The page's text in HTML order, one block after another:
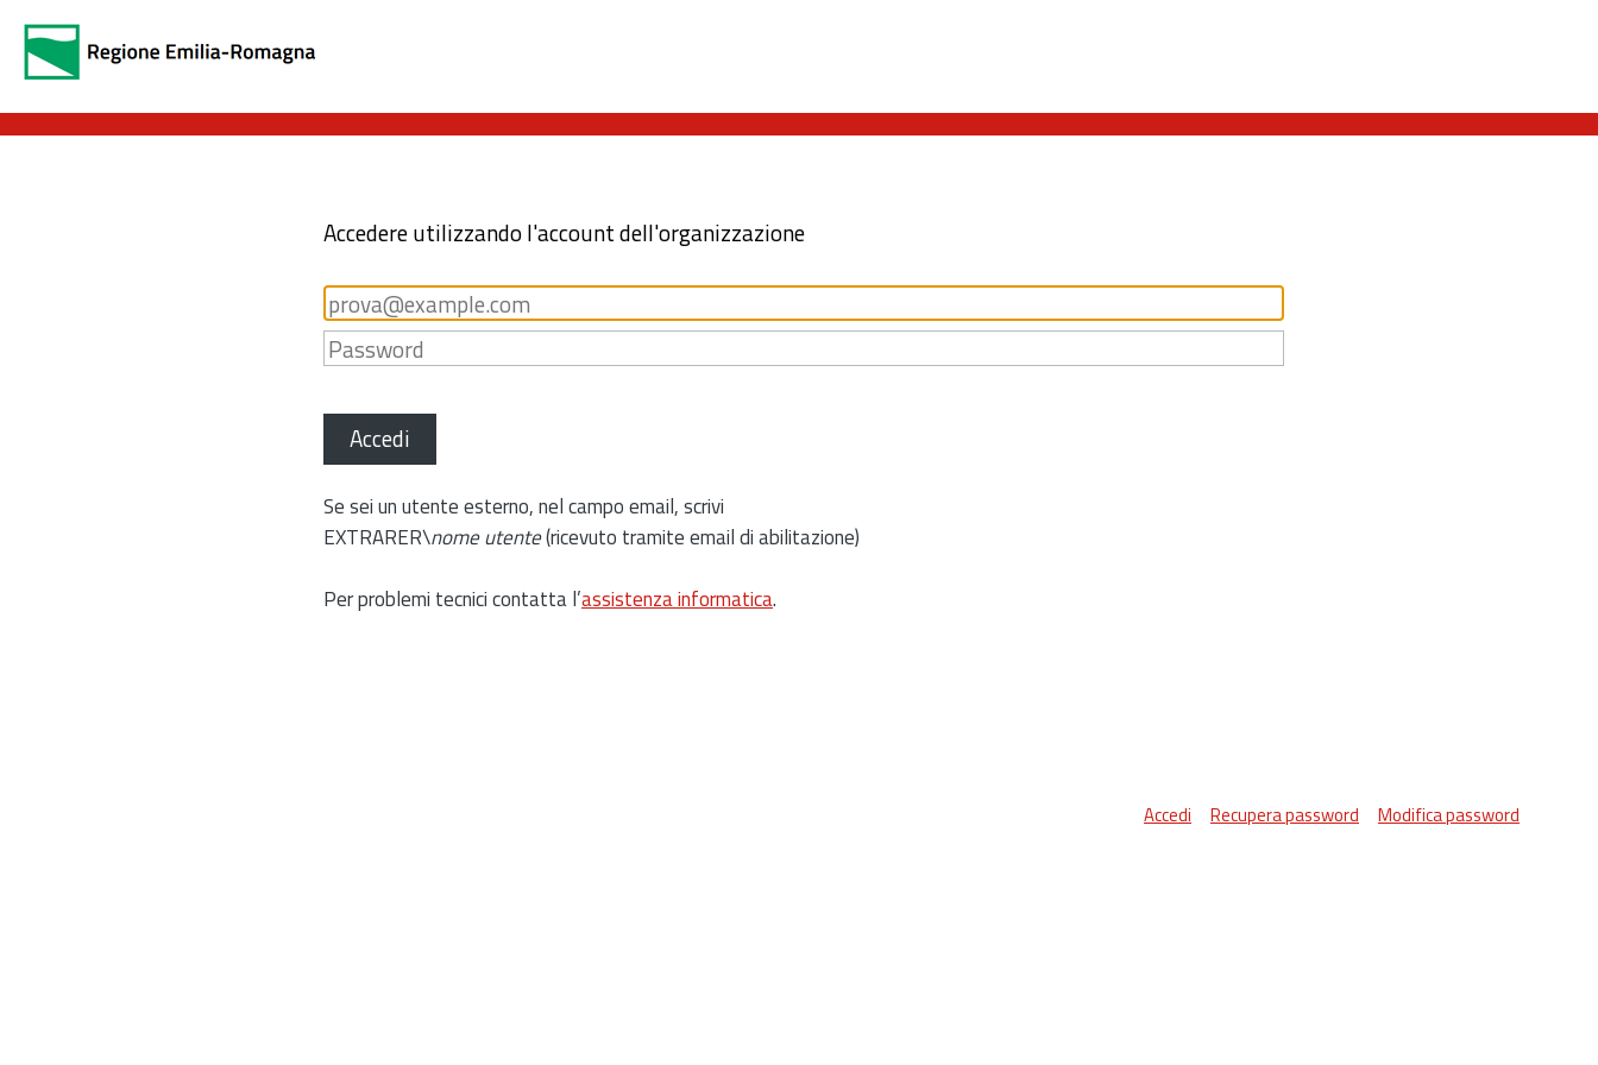
Accedere utilizzando l'account dell'organizzazione
Accedi
Se sei un utente esterno, nel campo email, scrivi
EXTRARER\nome utente(ricevuto tramite email di abilitazione)
Per problemi tecnici contatta l’assistenza informatica.
Accedi Recupera password Modifica password